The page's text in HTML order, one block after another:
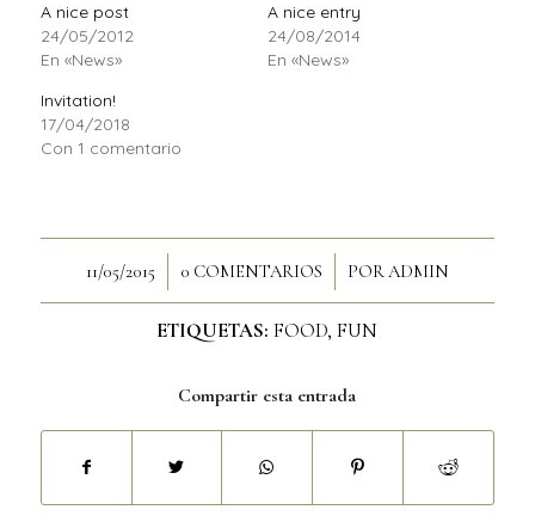
A nice post
24/05/2012
En «News»
A nice entry
24/08/2014
En «News»
Invitation!
17/04/2018
Con 1 comentario
11/05/2015
/ 0 COMENTARIOS
/ POR ADMIN
ETIQUETAS: FOOD,FUN
Compartir esta entrada